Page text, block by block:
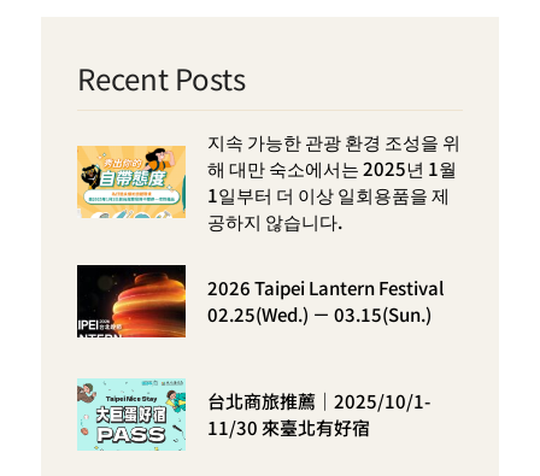
Recent Posts
지속 가능한 관광 환경 조성을 위
해 대만 숙소에서는 2025년 1월
1일부터 더 이상 일회용품을 제
공하지 않습니다.
2026 Taipei Lantern Festival
02.25(Wed.) － 03.15(Sun.)
台北商旅推薦｜2025/10/1-
11/30 來臺北有好宿